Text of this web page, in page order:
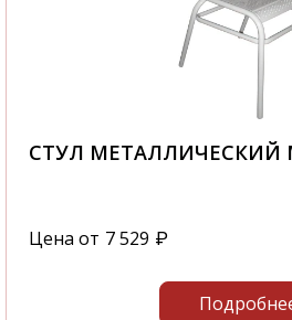
СТУЛ МЕТАЛЛИЧЕСКИЙ
Цена от 7 529 ₽